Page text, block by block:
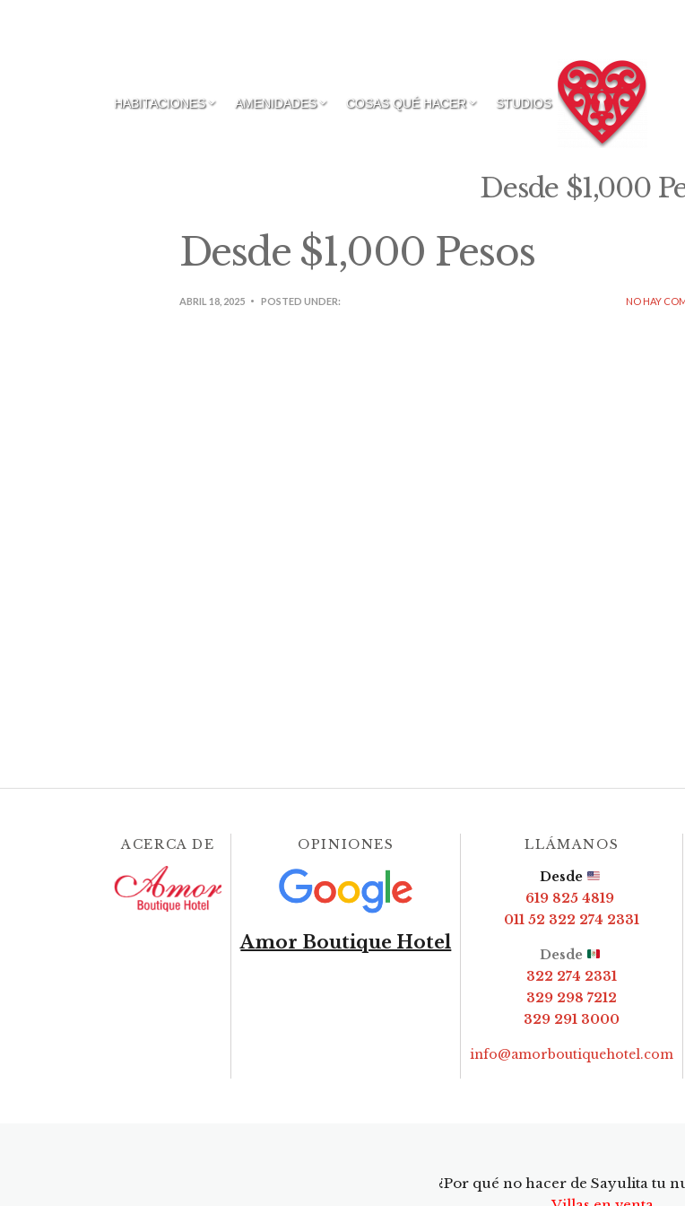
HABITACIONES AMENIDADES COSAS QUÉ HACER STUDIOS
Desde $1,000
Desde $1,000 Pesos
ABRIL 18, 2025 POSTED UNDER: NO HAY
ACERCA DE OPINIONES
Amor Boutique Hotel
LLÁMANOS
Desde
619 825 4819
011 52 322 274 2331
Desde
322 274 2331
329 298 7212
329 291 3000
info@amorboutiquehotel.com
¿Por qué no hacer de Sayulita tu